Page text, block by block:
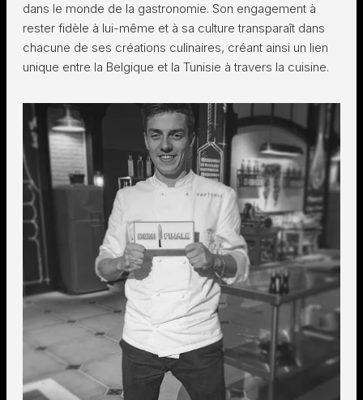
dans le monde de la gastronomie. Son engagement à
rester fidèle à lui-même et à sa culture transparaît dans
chacune de ses créations culinaires, créant ainsi un lien
unique entre la Belgique et la Tunisie à travers la cuisine.